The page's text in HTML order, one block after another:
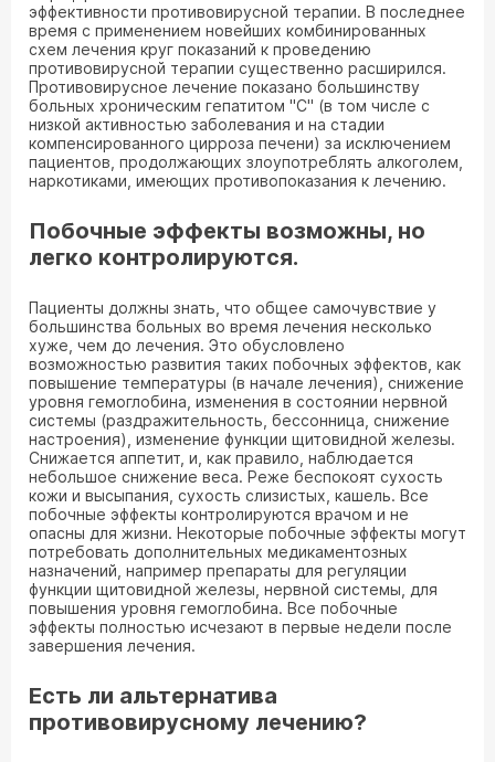
эффективности противовирусной терапии. В последнее
время с применением новейших комбинированных
схем лечения круг показаний к проведению
противовирусной терапии существенно расширился.
Противовирусное лечение показано большинству
больных хроническим гепатитом "С" (в том числе с
низкой активностью заболевания и на стадии
компенсированного цирроза печени) за исключением
пациентов, продолжающих злоупотреблять алкоголем,
наркотиками, имеющих противопоказания к лечению.
Побочные эффекты возможны, но
легко контролируются.
Пациенты должны знать, что общее самочувствие у
большинства больных во время лечения несколько
хуже, чем до лечения. Это обусловлено
возможностью развития таких побочных эффектов, как
повышение температуры (в начале лечения), снижение
уровня гемоглобина, изменения в состоянии нервной
системы (раздражительность, бессонница, снижение
настроения), изменение функции щитовидной железы.
Снижается аппетит, и, как правило, наблюдается
небольшое снижение веса. Реже беспокоят сухость
кожи и высыпания, сухость слизистых, кашель. Все
побочные эффекты контролируются врачом и не
опасны для жизни. Некоторые побочные эффекты могут
потребовать дополнительных медикаментозных
назначений, например препараты для регуляции
функции щитовидной железы, нервной системы, для
повышения уровня гемоглобина. Все побочные
эффекты полностью исчезают в первые недели после
завершения лечения.
Есть ли альтернатива
противовирусному лечению?